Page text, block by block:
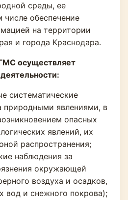
среды, ее
числе обеспечение
на территории
и города Краснодара.
осуществляет
систематические
природными явлениями, в
опасных
явлений, их
распространения;
наблюдения за
окружающей
воздуха и осадков,
вод и снежного покрова);